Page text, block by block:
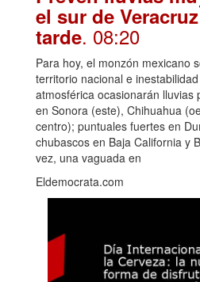
el sur de
tarde. 08:20
Para hoy, el monzón mexicano
territorio nacional e inestabilidad
atmosférica ocasionarán lluvias
en Sonora (este), Chihuahua
centro); puntuales fuertes en
chubascos en Baja California y
vez, una vaguada en
Eldemocrata.com